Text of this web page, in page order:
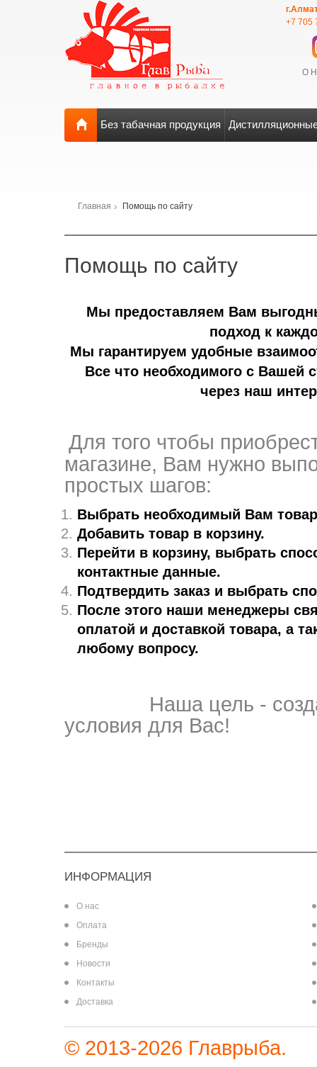
+7 705
О
Без табачная продукция
Главная Помощь по сайту
Помощь по сайту
Мы предоставляем Вам
подход к
Мы гарантируем удобные
Все что необходимого с Вашей
через наш
Для того чтобы
магазине, Вам нужно
простых шагов:
Выбрать необходимый Вам
Добавить товар в корзину.
Перейти в корзину, выбрать
контактные данные.
Подтвердить заказ и выбрать
После этого наши менеджеры
оплатой и доставкой товара, а
любому вопросу.
Наша цель -
условия для Вас!
ИНФОРМАЦИЯ
О нас
Оплата
Бренды
Новости
Контакты
Доставка
© 2013-2026 Главрыба.